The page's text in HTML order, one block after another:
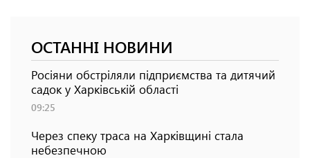
ОСТАННІ НОВИНИ
Росіяни обстріляли підприємства та дитячий
садок у Харківській області
09:25
Через спеку траса на Харківщині стала
небезпечною